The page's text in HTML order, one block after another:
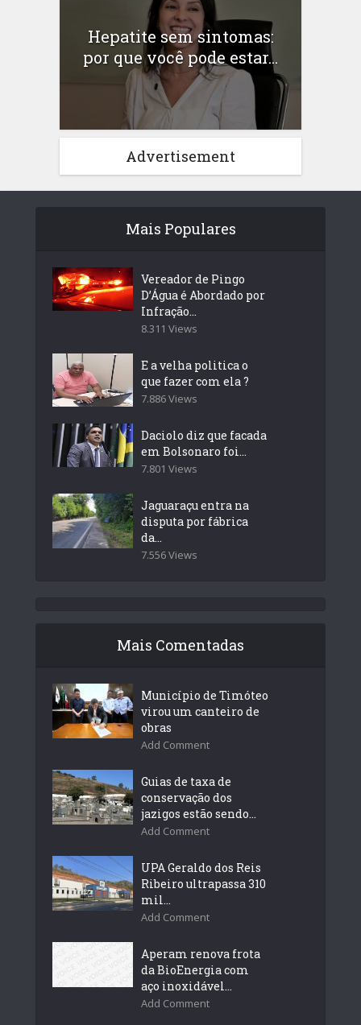
Hepatite sem sintomas:
por que você pode estar...
Advertisement
Mais Populares
Vereador de Pingo
D’Água é Abordado por
Infração...
8.311 Views
E a velha politica o
que fazer com ela ?
7.886 Views
Daciolo diz que facada
em Bolsonaro foi...
7.801 Views
Jaguaraçu entra na
disputa por fábrica
da...
7.556 Views
Mais Comentadas
Município de Timóteo
virou um canteiro de
obras
Add Comment
Guias de taxa de
conservação dos
jazigos estão sendo...
Add Comment
UPA Geraldo dos Reis
Ribeiro ultrapassa 310
mil...
Add Comment
Aperam renova frota
da BioEnergia com
aço inoxidável...
Add Comment